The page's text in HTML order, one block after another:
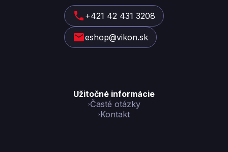
+421 42 431 3208
eshop@vikon.sk
Užitočné informácie
Časté otázky
Kontakt